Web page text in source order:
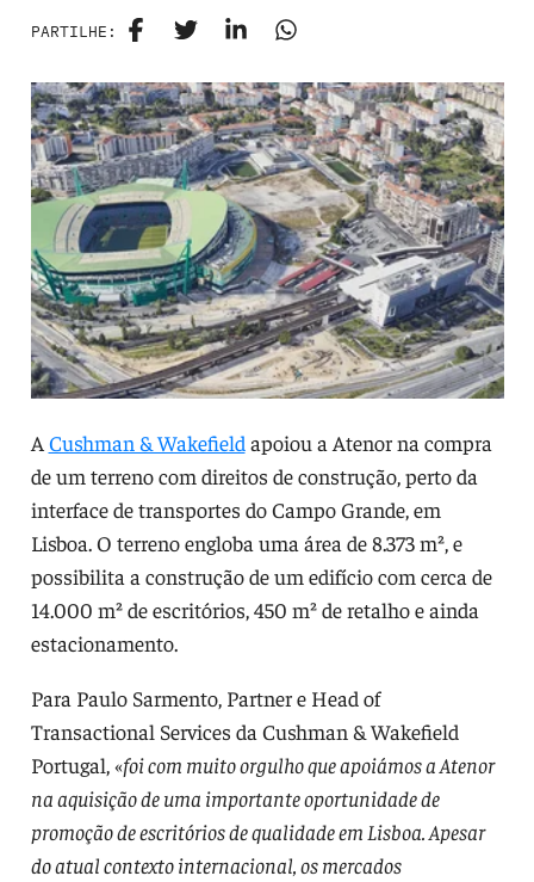
PARTILHE:
A Cushman & Wakefieldapoiou a Atenor na compra
de um terreno com direitos de construção, perto da
interface de transportes do Campo Grande, em
Lisboa. O terreno engloba uma área de 8.373 m², e
possibilita a construção de um edifício com cerca de
14.000 m² de escritórios, 450 m² de retalho e ainda
estacionamento.
Para Paulo Sarmento, Partner e Head of
Transactional Services da Cushman & Wakefield
Portugal, «foi com muito orgulho que apoiámos a Atenor
na aquisição de uma importante oportunidade de
promoção de escritórios de qualidade em Lisboa. Apesar
do atual contexto internacional, os mercados